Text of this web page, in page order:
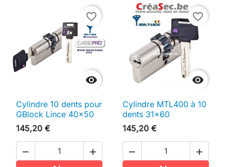

favorite_border
Cylindre 10 dents pour
GBlock Lince 40x50
145,20 €
 

favorite_border
Cylindre MTL400 à 10
dents 31x60
145,20 €
 